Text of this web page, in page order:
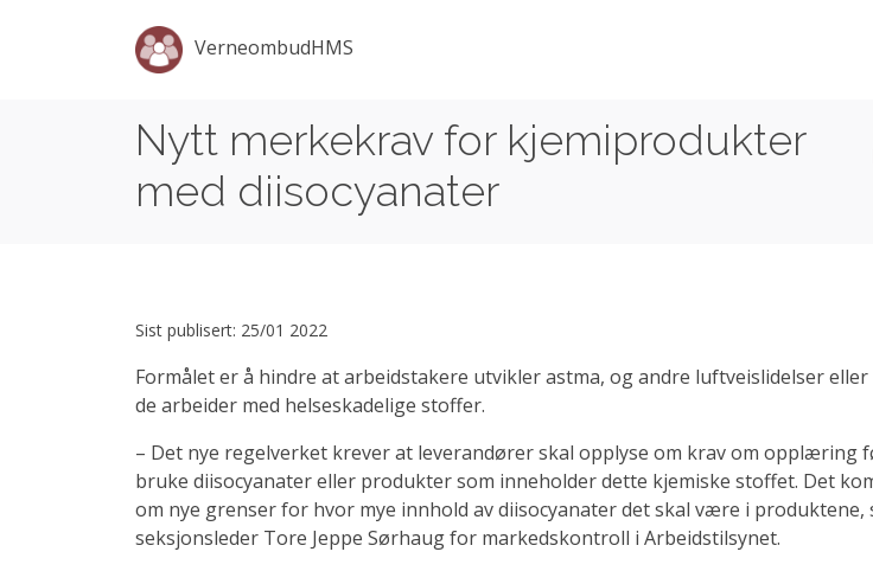
VerneombudHMS
Nytt merkekrav for kjemiprodukter
med diisocyanater
Sist publisert: 25/01 2022
Formålet er å hindre at arbeidstakere utvikler astma, og andre luftveislidelser
de arbeider med helseskadelige stoffer.
– Det nye regelverket krever at leverandører skal opplyse om krav om opplæring
bruke diisocyanater eller produkter som inneholder dette kjemiske stoffet. Det
om nye grenser for hvor mye innhold av diisocyanater det skal være i produktene,
seksjonsleder Tore Jeppe Sørhaug for markedskontroll i Arbeidstilsynet.